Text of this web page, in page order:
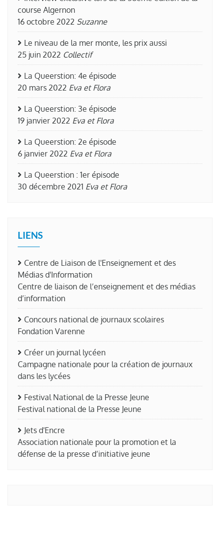
course Algernon
16 octobre 2022 Suzanne
Le niveau de la mer monte, les prix aussi
25 juin 2022 Collectif
La Queerstion: 4e épisode
20 mars 2022 Eva et Flora
La Queerstion: 3e épisode
19 janvier 2022 Eva et Flora
La Queerstion: 2e épisode
6 janvier 2022 Eva et Flora
La Queerstion : 1er épisode
30 décembre 2021 Eva et Flora
LIENS
Centre de Liaison de l'Enseignement et des
Médias d'Information
Centre de liaison de l’enseignement et des médias
d’information
Concours national de journaux scolaires
Fondation Varenne
Créer un journal lycéen
Campagne nationale pour la création de journaux
dans les lycées
Festival National de la Presse Jeune
Festival national de la Presse Jeune
Jets d'Encre
Association nationale pour la promotion et la
défense de la presse d’initiative jeune